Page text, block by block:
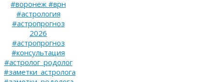
#воронеж #врн
#астрология
#астропрогноз
2026
#астропрогноз
#консультация
#астролог_родолог
#заметки_астролога